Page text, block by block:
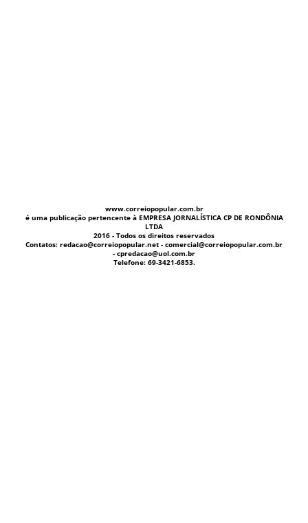
www.correiopopular.com.br
é uma publicação pertencente à EMPRESA JORNALÍSTICA CP DE RONDÔNIA
LTDA
2016 - Todos os direitos reservados
Contatos: redacao@correiopopular.net - comercial@correiopopular.com.br
- cpredacao@uol.com.br
Telefone: 69-3421-6853.